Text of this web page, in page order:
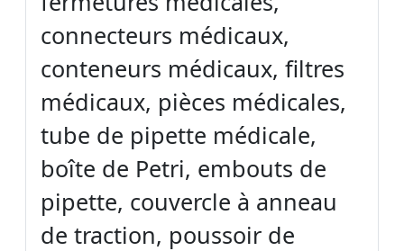
connecteurs médicaux,
conteneurs médicaux, filtres
médicaux, pièces médicales,
tube de pipette médicale,
boîte de Petri, embouts de
pipette, couvercle à anneau
de traction, poussoir de